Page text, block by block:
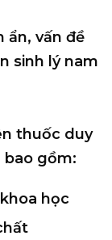
ẩn, vấn đề
sinh lý nam
thuốc duy
bao gồm:
học